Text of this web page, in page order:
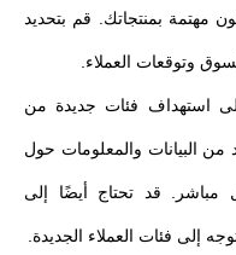
مهتمة بمنتجاتك. قم بتحديد
وتوقعات العملاء.
استهداف فئات جديدة من
من البيانات والمعلومات حول
مباشر. قد تحتاج أيضًا إلى
إلى فئات العملاء الجديدة.